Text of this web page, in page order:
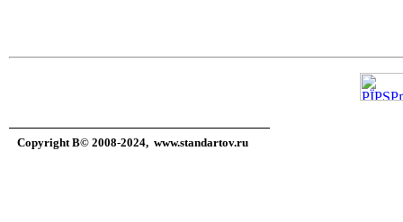
Copyright В© 2008-2024, www.standartov.ru